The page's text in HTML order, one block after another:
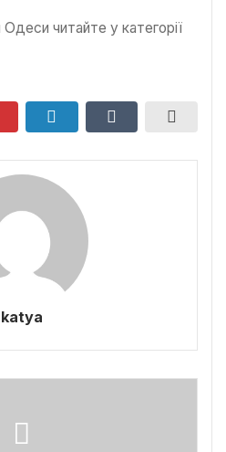
Одеси читайте у категорії
katya